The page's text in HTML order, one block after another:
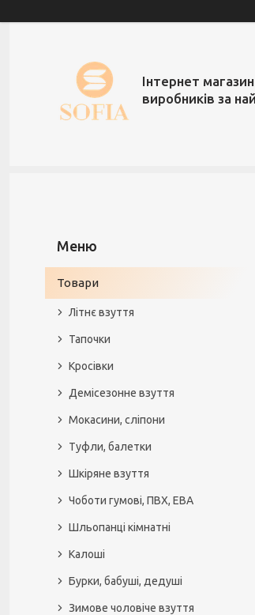
Інтернет
виробників за
Товари
Літнє взуття
Тапочки
Кросівки
Демісезонне взуття
Мокасини, сліпони
Туфли, балетки
Шкіряне взуття
Чоботи гумові, ПВХ, ЕВА
Шльопанці кімнатні
Калоші
Бурки, бабуші, дедуші
Зимове чоловіче взуття